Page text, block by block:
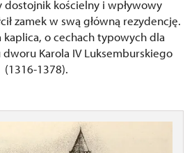
dostojnik kościelny i wpływowy
zamek w swą główną rezydencję.
kaplica, o cechach typowych dla
Karola IV Luksemburskiego
(1316-1378).